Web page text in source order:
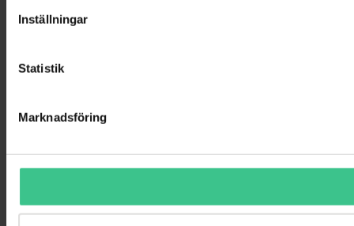
Inställningar
Statistik
Marknadsföring